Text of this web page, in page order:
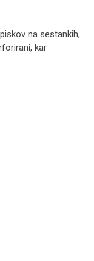
na sestankih,
kar